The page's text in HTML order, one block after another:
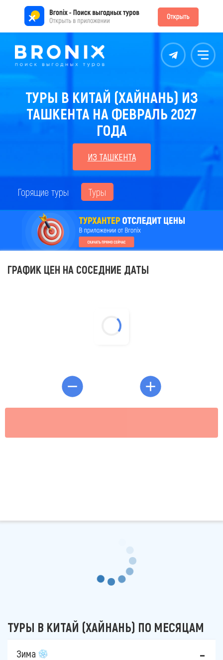
Контакты Меню
ТУРЫ В КИТАЙ (ХАЙНАНЬ) ИЗ
ТАШКЕНТА НА ФЕВРАЛЬ 2027
ГОДА
ИЗ ТАШКЕНТА
Горящие туры Туры
ГРАФИК ЦЕН НА СОСЕДНИЕ ДАТЫ
ТУРЫ В КИТАЙ (ХАЙНАНЬ) ПО МЕСЯЦАМ
Зима